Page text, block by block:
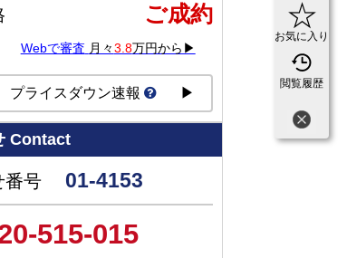
お気に入り
閲覧履歴
ご成約
Webで審査 月々3.8万円から▶
プライスダウン速報 ▶
Contact
番号 01-4153
515-015